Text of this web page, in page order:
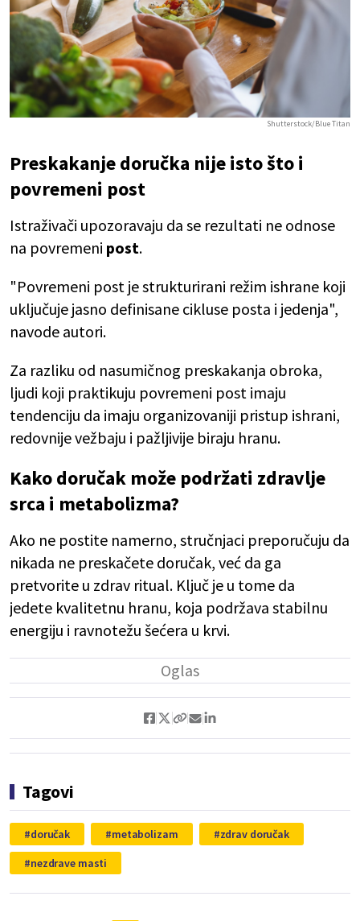
Shutterstock/Blue Titan
Preskakanje doručka nije isto što i
povremeni post
Istraživači upozoravaju da se rezultati ne odnose
na povremeni post.
"Povremeni post je strukturirani režim ishrane koji
uključuje jasno definisane cikluse posta i jedenja",
navode autori.
Za razliku od nasumičnog preskakanja obroka,
ljudi koji praktikuju povremeni post imaju
tendenciju da imaju organizovaniji pristup ishrani,
redovnije vežbaju i pažljivije biraju hranu.
Kako doručak može podržati zdravlje
srca i metabolizma?
Ako ne postite namerno, stručnjaci preporučuju da
nikada ne preskačete doručak, već da ga
pretvorite u zdrav ritual. Ključ je u tome da
jedete kvalitetnu hranu, koja podržava stabilnu
energiju i ravnotežu šećera u krvi.
Tagovi
doručak metabolizam
zdrav doručak
nezdrave masti